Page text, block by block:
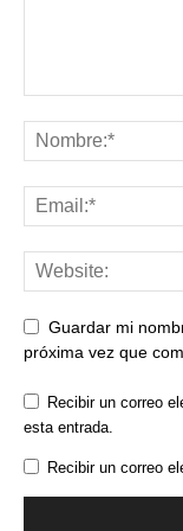
Guardar mi
próxima vez que
Recibir un correo
esta entrada.
Recibir un correo